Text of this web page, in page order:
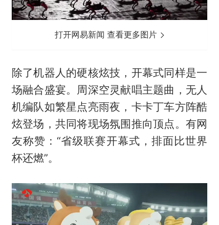
打开网易新闻 查看更多图片
除了机器人的硬核炫技，开幕式同样是一
场融合盛宴。周深空灵献唱主题曲，无人
机编队如繁星点亮雨夜，卡卡丁车方阵酷
炫登场，共同将现场氛围推向顶点。有网
友称赞：“省级联赛开幕式，排面比世界
杯还燃”。